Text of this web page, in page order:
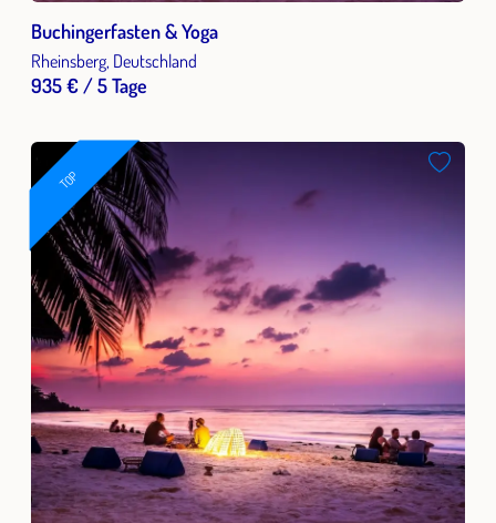
Buchingerfasten & Yoga
Rheinsberg, Deutschland
935 € / 5 Tage
TOP